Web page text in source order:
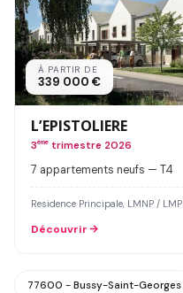
À PARTIR DE
339 000 €
L’EPISTOLIERE
3ème trimestre 2026
7 appartements neufs — T4
Residence Principale, LMNP / LMP
Découvrir
77600 - Bussy-Saint-Georges